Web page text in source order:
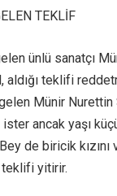
TEKLİF
ünlü sanatçı
aldığı teklifi
Münir
ancak yaşı
de biricik
teklifi yitirir.